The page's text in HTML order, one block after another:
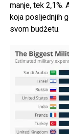
manje, tek 2,1%.
koja posljednjih
svom budžetu.